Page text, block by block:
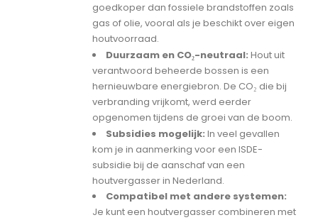
goedkoper dan fossiele brandstoffen zoals
gas of olie, vooral als je beschikt over eigen
houtvoorraad.
Duurzaam en CO₂-neutraal: Hout uit
verantwoord beheerde bossen is een
hernieuwbare energiebron. De CO₂ die bij
verbranding vrijkomt, werd eerder
opgenomen tijdens de groei van de boom.
Subsidies mogelijk: In veel gevallen
kom je in aanmerking voor een ISDE-
subsidie bij de aanschaf van een
houtvergasser in Nederland.
Compatibel met andere systemen:
Je kunt een houtvergasser combineren met